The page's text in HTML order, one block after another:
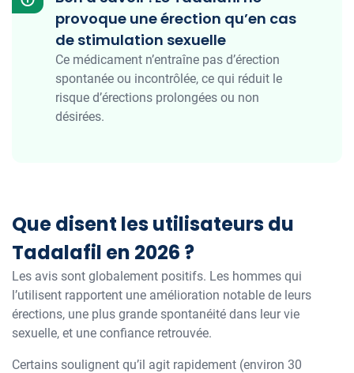
provoque une érection qu’en cas
de stimulation sexuelle
Ce médicament n’entraîne pas d’érection
spontanée ou incontrôlée, ce qui réduit le
risque d’érections prolongées ou non
désirées.
Que disent les utilisateurs du
Tadalafil en 2026 ?
Les avis sont globalement positifs. Les hommes qui
l’utilisent rapportent une amélioration notable de leurs
érections, une plus grande spontanéité dans leur vie
sexuelle, et une confiance retrouvée.
Certains soulignent qu’il agit rapidement (environ 30